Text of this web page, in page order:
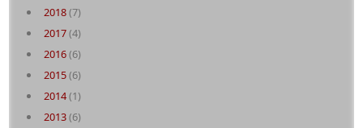
2018(7)
2017(4)
2016(6)
2015(6)
2014(1)
2013(6)